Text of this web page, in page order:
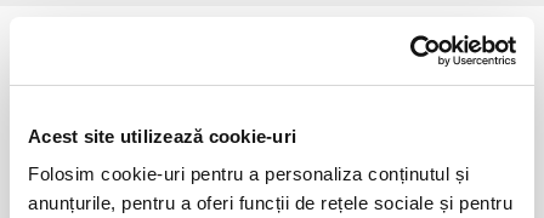
Acest site utilizează cookie-uri
Folosim cookie-uri pentru a personaliza conținutul și
anunțurile, pentru a oferi funcții de rețele sociale și pentru
0 evenimente in viitorul apropiat
anunta-ma pe email cand apare urmatorul eveniment la